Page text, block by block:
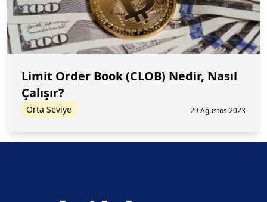
Limit Order Book (CLOB) Nedir, Nasıl
Çalışır?
Orta Seviye 29 Ağustos 2023